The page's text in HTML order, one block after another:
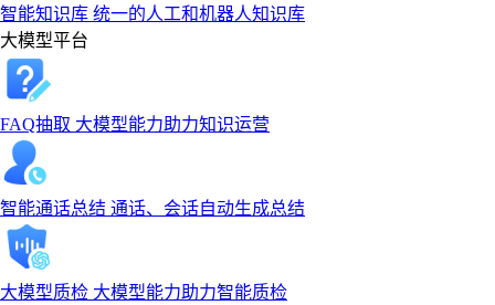
智能知识库 统一的人工和机器人知识库
大模型平台
FAQ抽取 大模型能力助力知识运营
智能通话总结 通话、会话自动生成总结
大模型质检 大模型能力助力智能质检
‹ ›
‹ ›
‹ ›